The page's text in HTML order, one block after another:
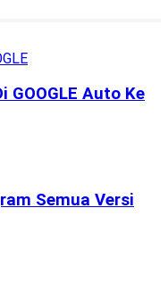
GOOGLE Auto Ke
Semua Versi